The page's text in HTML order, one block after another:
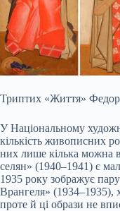
Триптих «Життя»
У Національному
кількість живописних
них лише кілька можна
селян» (1940–1941) є
1935 року зображує
Врангеля» (1934–1935),
проте й ці образи не